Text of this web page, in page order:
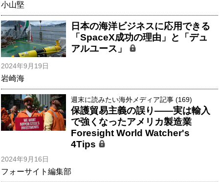
小山堅
日本の海洋ビジネスに応用できる
「SpaceX成功の理由」と「デュ
アルユース」
2024年9月19日
岩崎海
週末に読みたい海外メディア記事 (169)
保護貿易主義の誤り――実は輸入
で強くなったアメリカ製造業
Foresight World Watcher's
4Tips
2024年9月16日
フォーサイト編集部